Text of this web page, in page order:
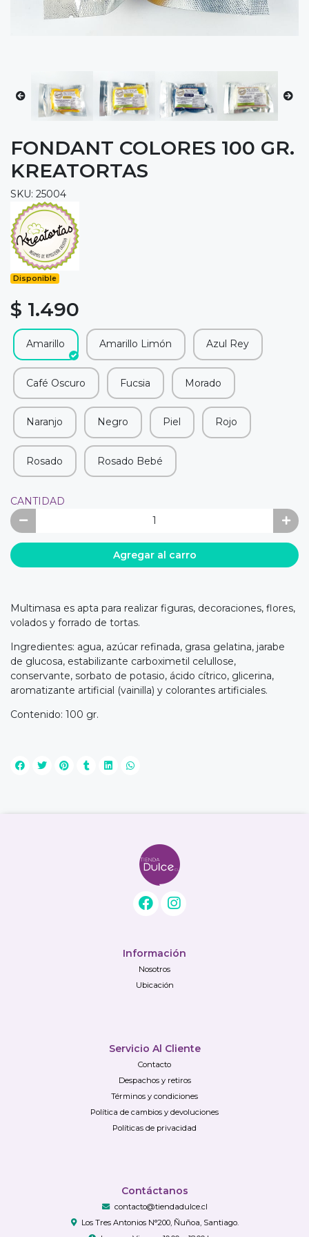
FONDANT COLORES 100 GR.
KREATORTAS
SKU: 25004
Disponible
$ 1.490
Amarillo Amarillo Limón Azul Rey
Café Oscuro Fucsia Morado
Naranjo Negro Piel Rojo
Rosado Rosado Bebé
CANTIDAD
Agregar al carro
Multimasa es apta para realizar figuras, decoraciones, flores,
volados y forrado de tortas.
Ingredientes: agua, azúcar refinada, grasa gelatina, jarabe
de glucosa, estabilizante carboximetil celullose,
conservante, sorbato de potasio, ácido cítrico, glicerina,
aromatizante artificial (vainilla) y colorantes artificiales.
Contenido: 100 gr.
Información
Nosotros
Ubicación
Servicio Al Cliente
Contacto
Despachos y retiros
Términos y condiciones
Política de cambios y devoluciones
Políticas de privacidad
Contáctanos
contacto@tiendadulce.cl
Los Tres Antonios N°200, Ñuñoa, Santiago.